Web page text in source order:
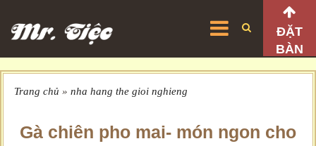
ĐẶT
BÀN
Trang chủ » nha hang the gioi nghieng
Gà chiên pho mai- món ngon cho